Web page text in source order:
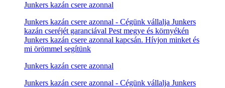
Junkers kazán csere azonnal
Junkers kazán csere azonnal - Cégünk vállalja Junkers
kazán cseréjét garanciával Pest megye és környékén
Junkers kazán csere azonnal kapcsán. Hívjon minket és
mi örömmel segítünk
Junkers kazán csere azonnal
Junkers kazán csere azonnal - Cégünk vállalja Junkers